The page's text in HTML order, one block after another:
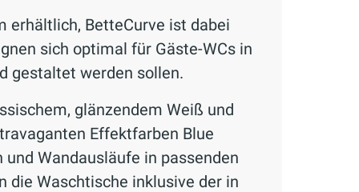
erhältlich, BetteCurve ist dabei
sich optimal für Gäste-WCs in
gestaltet werden sollen.
glänzendem Weiß und
Effektfarben Blue
Wandausläufe in passenden
die Waschtische inklusive der in